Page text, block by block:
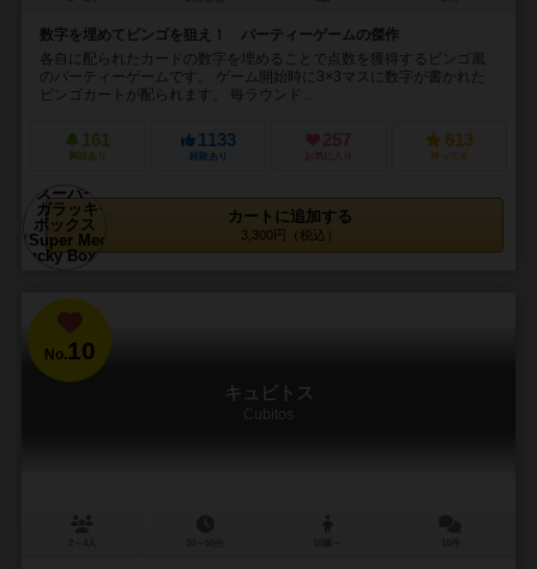
数字を埋めてビンゴを狙え！ パーティーゲームの傑作
各自に配られたカードの数字を埋めることで点数を獲得するビンゴ風
のパーティーゲームです。 ゲーム開始時に3×3マスに数字が書かれた
ビンゴカートが配られます。 毎ラウンド...
161
興味あり
1133
経験あり
257
お気に入り
613
持ってる
カートに追加する
3,300円（税込）
No. 10
キュビトス
Cubitos